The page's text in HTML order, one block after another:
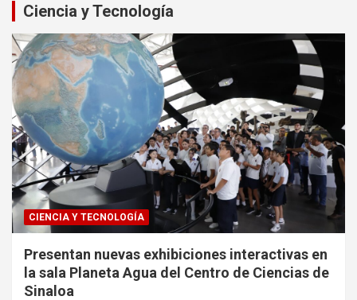
Ciencia y Tecnología
CIENCIA Y TECNOLOGÍA
Presentan nuevas exhibiciones interactivas en
la sala Planeta Agua del Centro de Ciencias de
Sinaloa